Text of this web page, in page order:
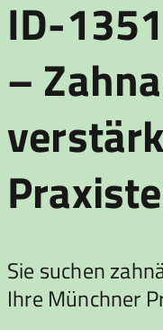
ID-
–
Sie suchen
Ihre Münchner